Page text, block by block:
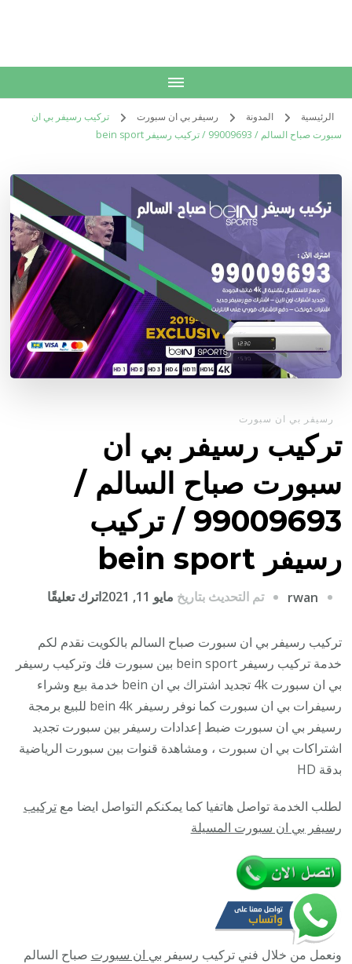
الرئيسية المدونة رسيفر بي ان سبورت
تركيب رسيفر بي ان
سبورت صباح السالم / 99009693 / تركيب رسيفر bein sport
رسيفر بي ان سبورت
تركيب رسيفر بي ان
سبورت صباح السالم /
99009693 / تركيب
رسيفر bein sport
rwan تم التحديث بتاريخ مايو 11, 2021 اترك تعليقًا
رسيفر
بي
ان
سبورت
صباح
السالم
/
تركيب رسيفر بي ان سبورت صباح السالم بالكويت نقدم لكم
خدمة تركيب رسيفر bein sport بين سبورت فك وتركيب رسيفر
بي ان سبورت 4k تجديد اشتراك بي ان bein خدمة بيع وشراء
رسيفرات بي ان سبورت كما نوفر رسيفر bein 4k للبيع برمجة
رسيفر بي ان سبورت ضبط إعدادات رسيفر بين سبورت تجديد
اشتراكات بي ان سبورت ، ومشاهدة قنوات بين سبورت الرياضية
بدقة HD
لطلب الخدمة تواصل هاتفيا كما يمكنكم التواصل ايضا معتركيب
رسيفر بي ان سبورت المسيلة
ونعمل من خلال فني تركيب رسيفر بي ان سبورت صباح السالم